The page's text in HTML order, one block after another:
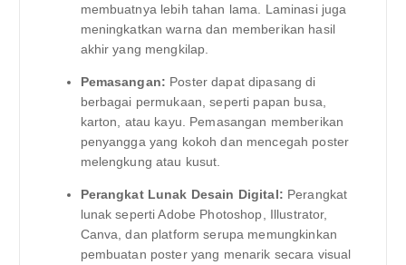
membuatnya lebih tahan lama. Laminasi juga
meningkatkan warna dan memberikan hasil
akhir yang mengkilap.
Pemasangan: Poster dapat dipasang di
berbagai permukaan, seperti papan busa,
karton, atau kayu. Pemasangan memberikan
penyangga yang kokoh dan mencegah poster
melengkung atau kusut.
Perangkat Lunak Desain Digital: Perangkat
lunak seperti Adobe Photoshop, Illustrator,
Canva, dan platform serupa memungkinkan
pembuatan poster yang menarik secara visual